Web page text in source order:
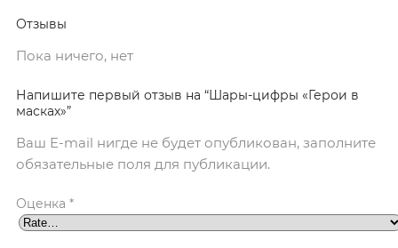
Отзывы
Пока ничего, нет
Напишите первый отзыв на “Шары-цифры «Герои в
масках»”
Ваш E-mail нигде не будет опубликован, заполните
обязательные поля для публикации.
Оценка *